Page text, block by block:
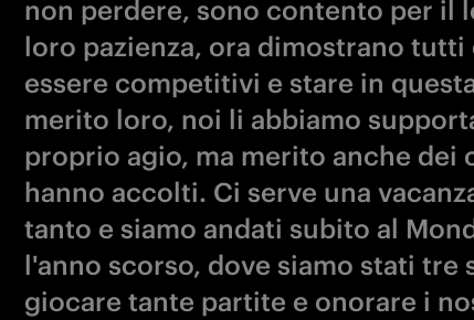
non perdere, sono contento per il
loro pazienza, ora dimostrano tutti
essere competitivi e stare in
merito loro, noi li abbiamo
proprio agio, ma merito anche dei
hanno accolti. Ci serve una
tanto e siamo andati subito al
l'anno scorso, dove siamo stati tre
giocare tante partite e onorare i